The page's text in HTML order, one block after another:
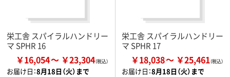
栄工舎 スパイラルハンドリー
マ SPHR 16
￥16,054 ￥23,304
お届け日：8月18日（火）まで
栄工舎 スパイラルハンドリー
マ SPHR 17
￥18,038 ￥25,461
お届け日：8月18日（火）まで